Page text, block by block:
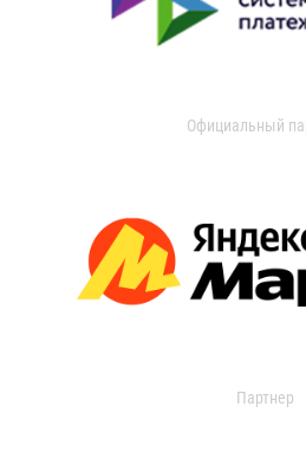
Официальный
Партнер